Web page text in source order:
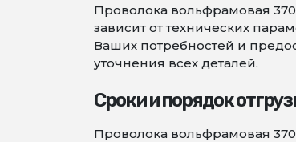
Проволока вольфрамовая 370
зависит от технических
Ваших потребностей и
уточнения всех деталей.
Сроки и порядок
Проволока вольфрамовая